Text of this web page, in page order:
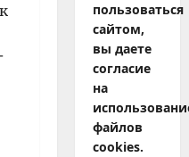
пользоваться
сайтом,
вы даете
согласие
на
файлов
cookies.